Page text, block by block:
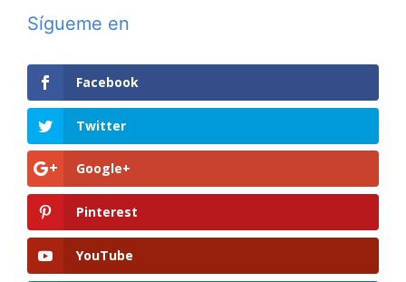
Sígueme en
Facebook
Twitter
Google+
Pinterest
YouTube